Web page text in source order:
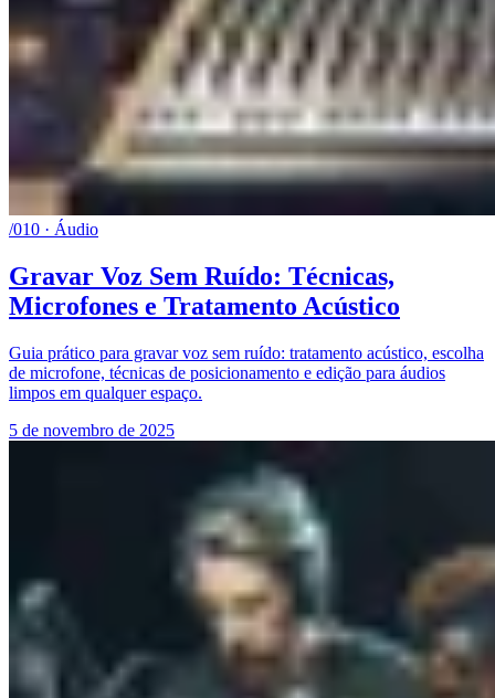
/010 · Áudio
Gravar Voz Sem Ruído: Técnicas,
Microfones e Tratamento Acústico
Guia prático para gravar voz sem ruído: tratamento acústico, escolha
de microfone, técnicas de posicionamento e edição para áudios
limpos em qualquer espaço.
5 de novembro de 2025